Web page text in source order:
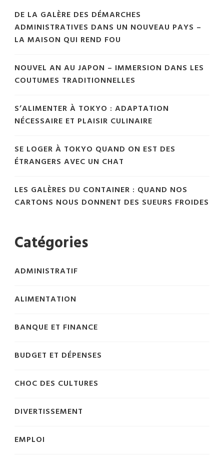
DE LA GALÈRE DES DÉMARCHES
ADMINISTRATIVES DANS UN NOUVEAU PAYS –
LA MAISON QUI REND FOU
NOUVEL AN AU JAPON – IMMERSION DANS LES
COUTUMES TRADITIONNELLES
S’ALIMENTER À TOKYO : ADAPTATION
NÉCESSAIRE ET PLAISIR CULINAIRE
SE LOGER À TOKYO QUAND ON EST DES
ÉTRANGERS AVEC UN CHAT
LES GALÈRES DU CONTAINER : QUAND NOS
CARTONS NOUS DONNENT DES SUEURS FROIDES
Catégories
ADMINISTRATIF
ALIMENTATION
BANQUE ET FINANCE
BUDGET ET DÉPENSES
CHOC DES CULTURES
DIVERTISSEMENT
EMPLOI